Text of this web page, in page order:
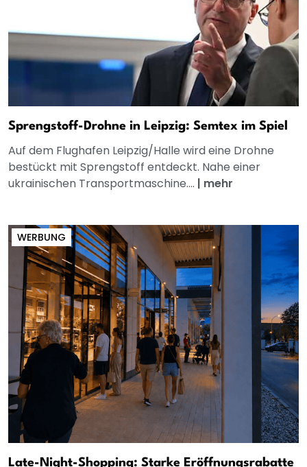
Sprengstoff-Drohne in Leipzig: Semtex im Spiel
Auf dem Flughafen Leipzig/Halle wird eine Drohne
bestückt mit Sprengstoff entdeckt. Nahe einer
ukrainischen Transportmaschine.... | mehr
WERBUNG
Late-Night-Shopping: Starke Eröffnungsrabatte